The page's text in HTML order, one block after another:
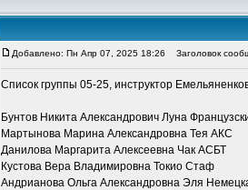
Добавлено: Пн Апр 07, 2025 18:26 Заголовок
Список группы 05-25, инструктор
Бунтов Никита Александрович Луна
Мартынова Марина Александровна Тея АКС
Данилова Маргарита Алексеевна Чак АСБТ
Кустова Вера Владимировна Токио Стаф
Андрианова Ольга Александровна Эля